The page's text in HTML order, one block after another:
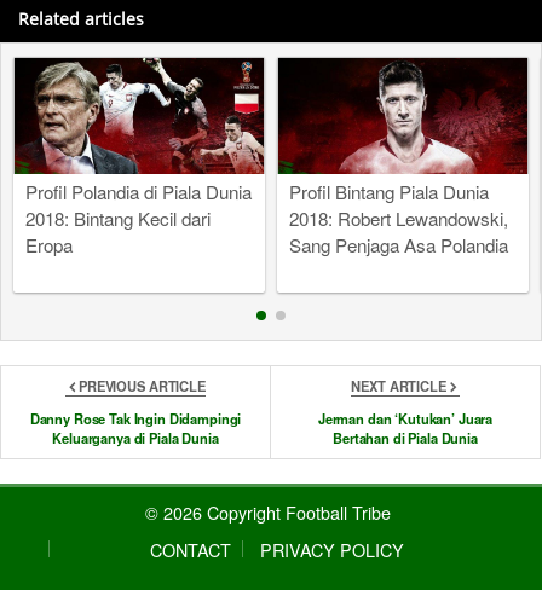
Related articles
Profil Polandia di Piala Dunia
2018: Bintang Kecil dari
Eropa
Profil Bintang Piala Dunia
2018: Robert Lewandowski,
Sang Penjaga Asa Polandia
PREVIOUS ARTICLE
Danny Rose Tak Ingin Didampingi
Keluarganya di Piala Dunia
NEXT ARTICLE
Jerman dan ‘Kutukan’ Juara
Bertahan di Piala Dunia
© 2026 Copyright Football Tribe
CONTACT
PRIVACY POLICY